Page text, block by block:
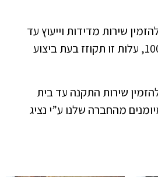
שירות מדידות וייעוץ עד
בית הלקוח בעלות 100₪, עלות זו תקוזז בעת ביצוע
שירות התקנה עד בית
מהחברה שלנו ע”י נציג